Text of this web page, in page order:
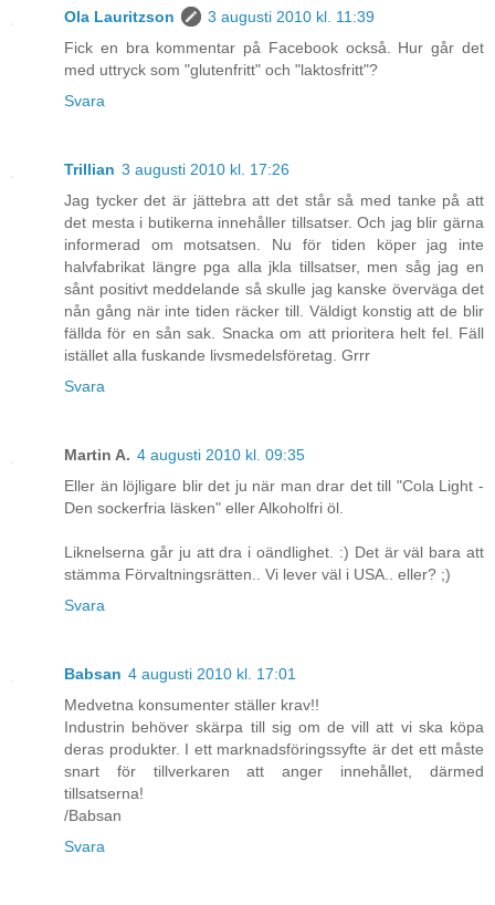
Ola Lauritzson
3 augusti 2010 kl. 11:39
Fick en bra kommentar på Facebook också. Hur går det
med uttryck som "glutenfritt" och "laktosfritt"?
Svara
Trillian 3 augusti 2010 kl. 17:26
Jag tycker det är jättebra att det står så med tanke på att
det mesta i butikerna innehåller tillsatser. Och jag blir gärna
informerad om motsatsen. Nu för tiden köper jag inte
halvfabrikat längre pga alla jkla tillsatser, men såg jag en
sånt positivt meddelande så skulle jag kanske överväga det
nån gång när inte tiden räcker till. Väldigt konstig att de blir
fällda för en sån sak. Snacka om att prioritera helt fel. Fäll
istället alla fuskande livsmedelsföretag. Grrr
Svara
Martin A. 4 augusti 2010 kl. 09:35
Eller än löjligare blir det ju när man drar det till "Cola Light -
Den sockerfria läsken" eller Alkoholfri öl.
Liknelserna går ju att dra i oändlighet. :) Det är väl bara att
stämma Förvaltningsrätten.. Vi lever väl i USA.. eller? ;)
Svara
Babsan 4 augusti 2010 kl. 17:01
Medvetna konsumenter ställer krav!!
Industrin behöver skärpa till sig om de vill att vi ska köpa
deras produkter. I ett marknadsföringssyfte är det ett måste
snart för tillverkaren att anger innehållet, därmed
tillsatserna!
/Babsan
Svara